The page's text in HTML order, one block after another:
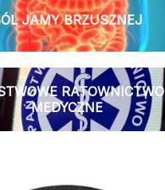
JAMY BRZUSZNEJ
RATOWNICTWO
MEDYCZNE